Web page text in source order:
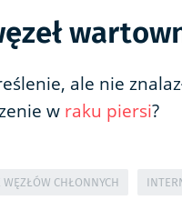
ale nie
w raku piersi?
WĘZŁÓW CHŁONNYCH